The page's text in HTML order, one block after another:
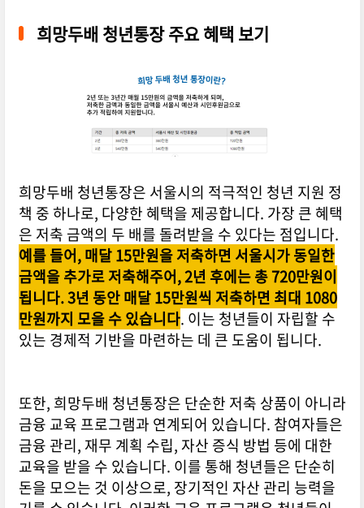
희망두배 청년통장 주요 혜택 보기
희망두배 청년통장은 서울시의 적극적인 청년 지원 정
책 중 하나로, 다양한 혜택을 제공합니다. 가장 큰 혜택
은 저축 금액의 두 배를 돌려받을 수 있다는 점입니다.
예를 들어, 매달 15만원을 저축하면 서울시가 동일한
금액을 추가로 저축해주어, 2년 후에는 총 720만원이
됩니다. 3년 동안 매달 15만원씩 저축하면 최대 1080
만원까지 모을 수 있습니다. 이는 청년들이 자립할 수
있는 경제적 기반을 마련하는 데 큰 도움이 됩니다.
또한, 희망두배 청년통장은 단순한 저축 상품이 아니라
금융 교육 프로그램과 연계되어 있습니다. 참여자들은
금융 관리, 재무 계획 수립, 자산 증식 방법 등에 대한
교육을 받을 수 있습니다. 이를 통해 청년들은 단순히
돈을 모으는 것 이상으로, 장기적인 자산 관리 능력을